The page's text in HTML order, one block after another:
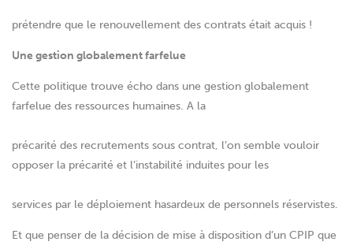
prétendre que le renouvellement des contrats était acquis !
Une gestion globalement farfelue
Cette politique trouve écho dans une gestion globalement
farfelue des ressources humaines. A la
précarité des recrutements sous contrat, l’on semble vouloir
opposer la précarité et l’instabilité induites pour les
services par le déploiement hasardeux de personnels réservistes.
Et que penser de la décision de mise à disposition d’un CPIP que